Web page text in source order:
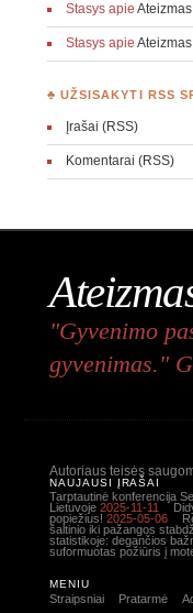
Stasysapie
Stasysapie
♣ UŽSISAKYTI RSS
Įrašai (RSS)
Komentarai (RSS)
"Gyvenimo
gyvenimas."
Autoriaus teisės
NAUJAUSI ĮRAŠAI
Tarptautinė konferencija
Lietuvoje 2025-11-11
popiežius! 2025-05-06
šaltinio iki pažangos
statistikoje: degančios
suformuotas požiūris į
MENIU
Straipsniai Pratarmė